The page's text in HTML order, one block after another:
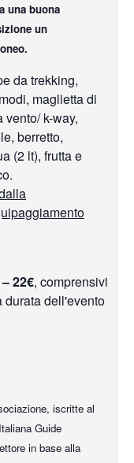
una buona
un
da trekking,
maglietta di
k-way,
berretto,
(2 lt), frutta e
22€, comprensivi
durata dell'evento
iscritte al
Guide
in base alla